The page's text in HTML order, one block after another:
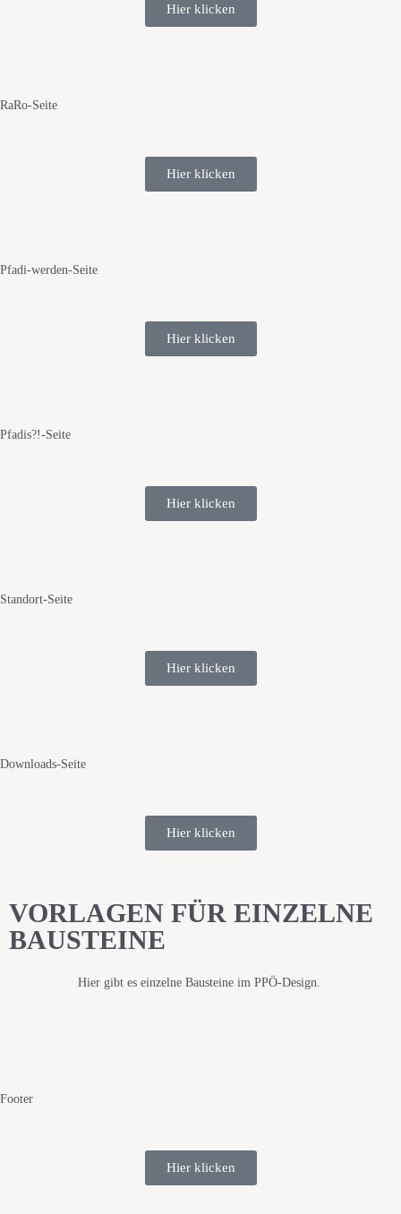
Hier klicken
RaRo-Seite
Hier klicken
Pfadi-werden-Seite
Hier klicken
Pfadis?!-Seite
Hier klicken
Standort-Seite
Hier klicken
Downloads-Seite
Hier klicken
VORLAGEN FÜR EINZELNE
BAUSTEINE
Hier gibt es einzelne Bausteine im PPÖ-Design.
Footer
Hier klicken